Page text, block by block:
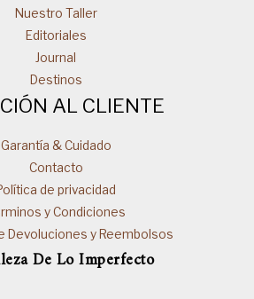
Nuestro Taller
Editoriales
Journal
Destinos
AL CLIENTE
Garantía & Cuidado
Contacto
de privacidad
y Condiciones
Devoluciones y Reembolsos
De Lo Imperfecto